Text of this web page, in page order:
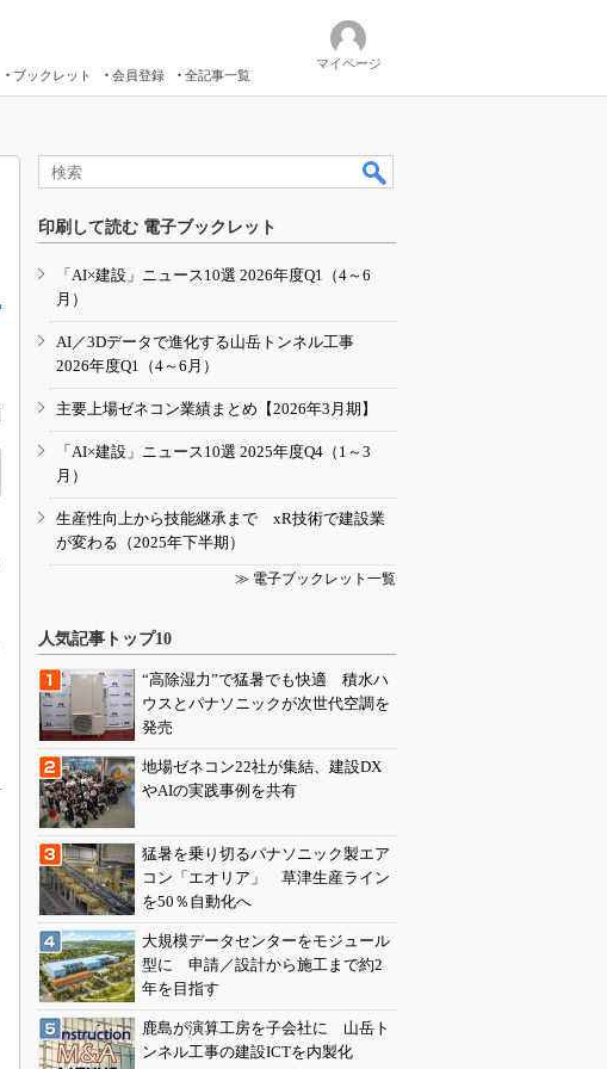
ブックレット 会員登録 全記事一覧
マイページ
印刷して読む 電子ブックレット
「AI×建設」ニュース10選 2026年度Q1（4～6
月）
AI／3Dデータで進化する山岳トンネル工事
2026年度Q1（4～6月）
主要上場ゼネコン業績まとめ【2026年3月期】
「AI×建設」ニュース10選 2025年度Q4（1～3
月）
生産性向上から技能継承まで xR技術で建設業
が変わる（2025年下半期）
≫ 電子ブックレット一覧
人気記事トップ10
“高除湿力”で猛暑でも快適 積水ハ
ウスとパナソニックが次世代空調を
発売
地場ゼネコン22社が集結、建設DX
やAIの実践事例を共有
猛暑を乗り切るパナソニック製エア
コン「エオリア」 草津生産ライン
を50％自動化へ
大規模データセンターをモジュール
型に 申請／設計から施工まで約2
年を目指す
鹿島が演算工房を子会社に 山岳ト
ンネル工事の建設ICTを内製化